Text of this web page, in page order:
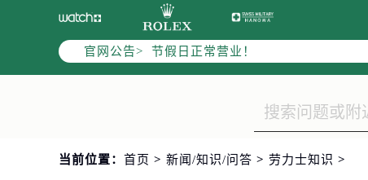
官网公告>
上海市黄浦区南京东路299号宏伊国
上海市徐汇区虹桥路3号港汇中心2座
节假日正常营业！
当前位置： 首页 > 新闻/知识/问答 > 劳力士知识 >